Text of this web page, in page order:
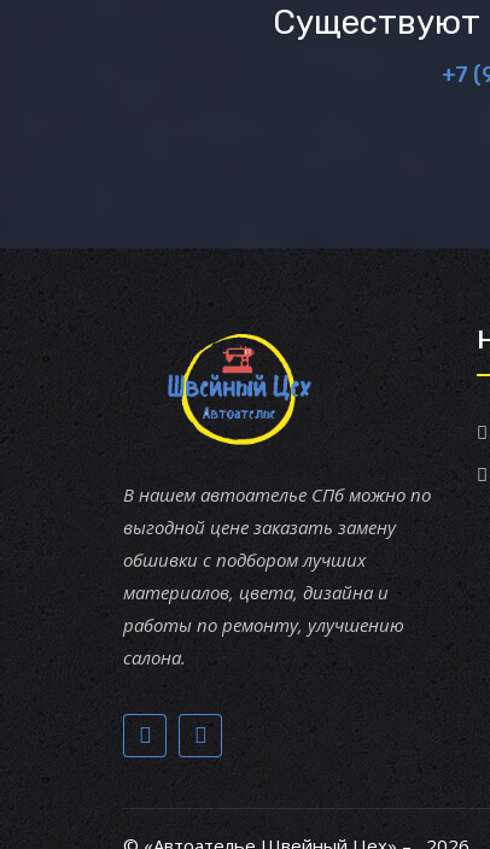
Существуют
+7
В нашем автоателье СПб можно по
выгодной цене заказать замену
обшивки с подбором лучших
материалов, цвета, дизайна и
работы по ремонту, улучшению
салона.